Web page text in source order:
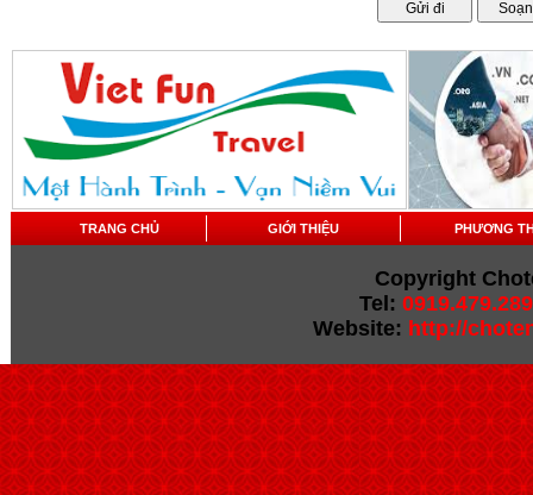
TRANG CHỦ GIỚI THIỆU PHƯƠNG
Copyright
Tel: 0919.479.289
Website: http://